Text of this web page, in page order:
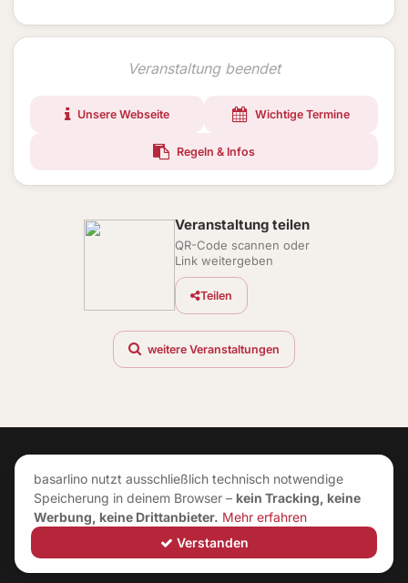
Veranstaltung beendet
Unsere Webseite Wichtige Termine
Regeln & Infos
Veranstaltung teilen
QR-Code scannen oder
Link weitergeben
Teilen
weitere Veranstaltungen
Impressum|AGB|
basarlino nutzt ausschließlich technisch notwendige
Speicherung in deinem Browser – kein Tracking, keine
Werbung, keine Drittanbieter. Mehr erfahren
Verstanden